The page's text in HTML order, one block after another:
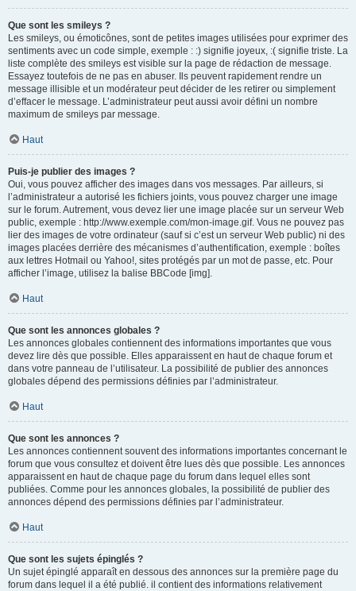
Que sont les smileys ?
Les smileys, ou émoticônes, sont de petites images utilisées pour exprimer des
sentiments avec un code simple, exemple : :) signifie joyeux, :( signifie triste. La
liste complète des smileys est visible sur la page de rédaction de message.
Essayez toutefois de ne pas en abuser. Ils peuvent rapidement rendre un
message illisible et un modérateur peut décider de les retirer ou simplement
d’effacer le message. L’administrateur peut aussi avoir défini un nombre
maximum de smileys par message.
Haut
Puis-je publier des images ?
Oui, vous pouvez afficher des images dans vos messages. Par ailleurs, si
l’administrateur a autorisé les fichiers joints, vous pouvez charger une image
sur le forum. Autrement, vous devez lier une image placée sur un serveur Web
public, exemple : http://www.exemple.com/mon-image.gif. Vous ne pouvez pas
lier des images de votre ordinateur (sauf si c’est un serveur Web public) ni des
images placées derrière des mécanismes d’authentification, exemple : boîtes
aux lettres Hotmail ou Yahoo!, sites protégés par un mot de passe, etc. Pour
afficher l’image, utilisez la balise BBCode [img].
Haut
Que sont les annonces globales ?
Les annonces globales contiennent des informations importantes que vous
devez lire dès que possible. Elles apparaissent en haut de chaque forum et
dans votre panneau de l’utilisateur. La possibilité de publier des annonces
globales dépend des permissions définies par l’administrateur.
Haut
Que sont les annonces ?
Les annonces contiennent souvent des informations importantes concernant le
forum que vous consultez et doivent être lues dès que possible. Les annonces
apparaissent en haut de chaque page du forum dans lequel elles sont
publiées. Comme pour les annonces globales, la possibilité de publier des
annonces dépend des permissions définies par l’administrateur.
Haut
Que sont les sujets épinglés ?
Un sujet épinglé apparaît en dessous des annonces sur la première page du
forum dans lequel il a été publié. il contient des informations relativement